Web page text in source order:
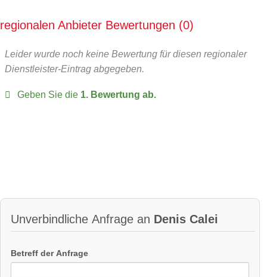
regionalen Anbieter Bewertungen 0
Leider wurde noch keine Bewertung für diesen regionaler
Dienstleister-Eintrag abgegeben.
Geben Sie die 1. Bewertung ab.
Unverbindliche Anfrage an Denis Calei
Betreff der Anfrage